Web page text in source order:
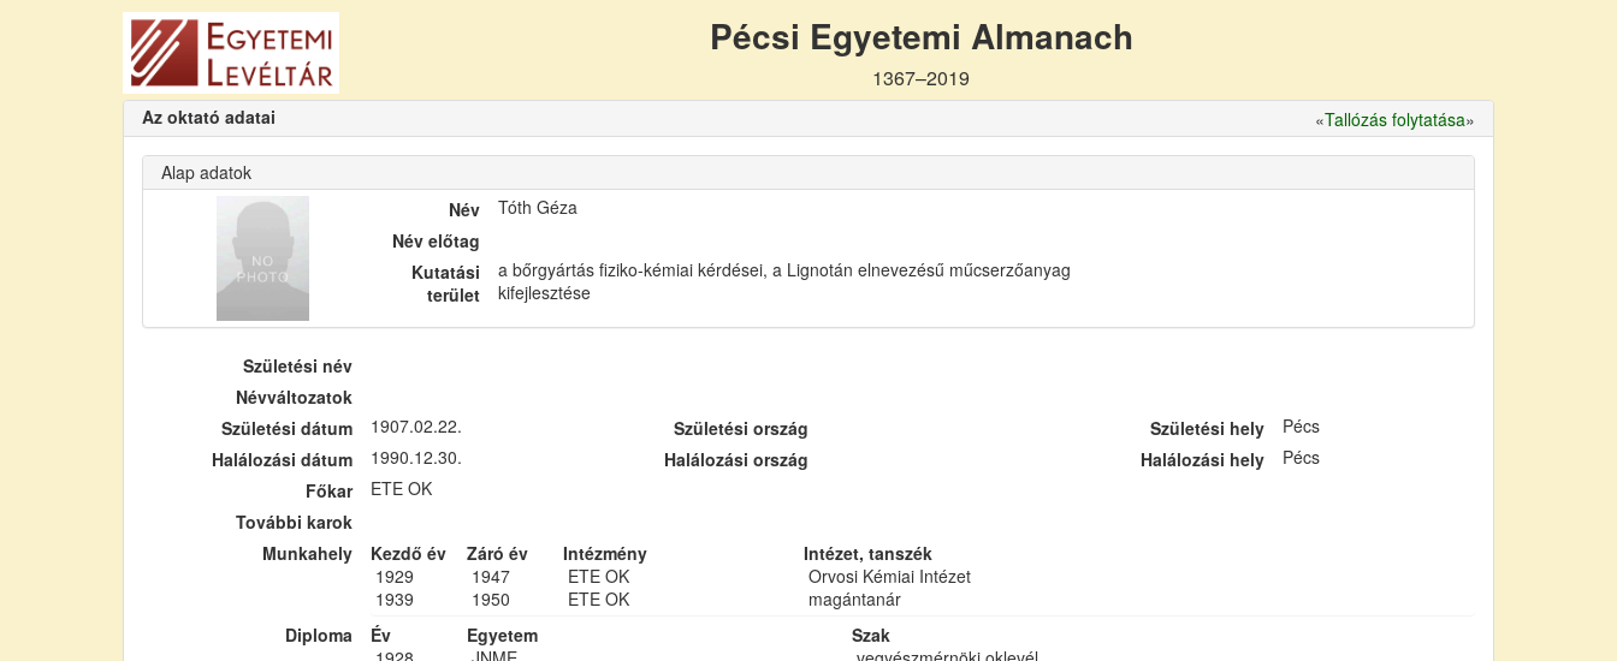
Pécsi Egyetemi Almanach
1367–2019
Az oktató adatai «Tallózás folytatása»
Alap adatok
Név
Tóth Géza
Név előtag
Kutatási
terület
a bőrgyártás fiziko-kémiai kérdései, a Lignotán elnevezésű műcserzőanyag
kifejlesztése
Születési név
Névváltozatok
Születési dátum
1907.02.22. Születési ország Születési hely
Pécs
Halálozási dátum
1990.12.30. Halálozási ország Halálozási hely
Pécs
Főkar
ETE OK
További karok
Munkahely
Kezdő év Záró év Intézmény
Intézet, tanszék
1929
1947 ETE OK
Orvosi Kémiai Intézet
1939
1950 ETE OK
magántanár
Diploma
Év Egyetem
Szak